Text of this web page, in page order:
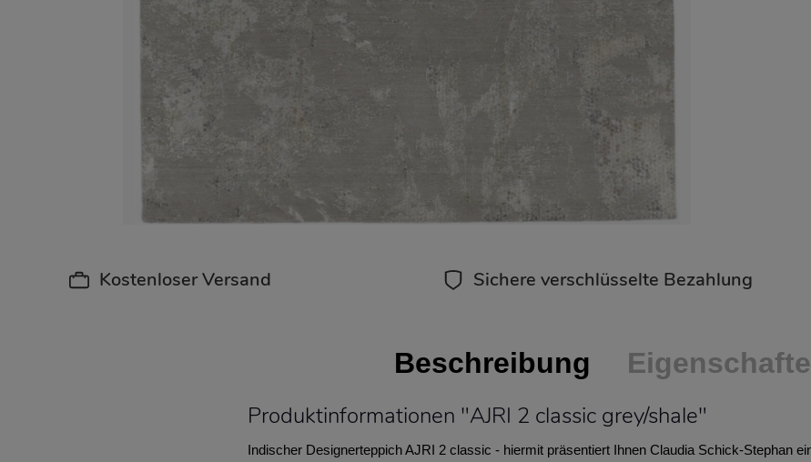
Kostenloser Versand Sichere verschlüsselte Bezahlung
Beschreibung
Produktinformationen "AJRI 2 classic grey/shale"
Indischer Designerteppich AJRI 2 classic - hiermit präsentiert Ihnen Claudia Schick-Stephan